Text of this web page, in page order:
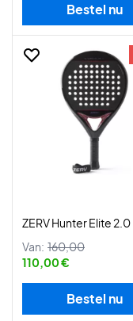
Bestel nu
ZERV Hunter Elite 2.0
Van: 160,00
110,00 €
Bestel nu